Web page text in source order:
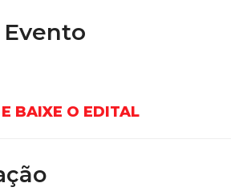
BAIXE O EDITAL